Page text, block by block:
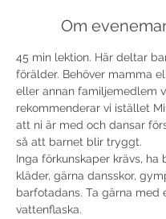
Om
45 min lektion. Här deltar
förälder. Behöver mamma
eller annan familjemedlem
rekommenderar vi istället
att ni är med och dansar
så att barnet blir tryggt.
Inga förkunskaper krävs, ha
kläder, gärna dansskor,
barfotadans. Ta gärna med
vattenflaska.